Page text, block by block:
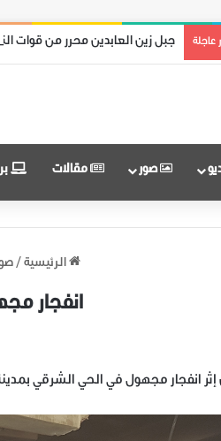
عاجلة ريف حماة الشمالي بالكامل محرر
صور مقالات
الرئيسية /
انفجار
انفجار مجهول في الحي الشرقي